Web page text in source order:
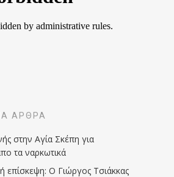
ΆΡΘΡΑ
στην Αγία Σκέπη για
τα ναρκωτικά
επίσκεψη: Ο Γιώργος Τσιάκκας